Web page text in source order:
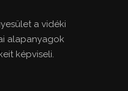
a vidéki
alapanyagok
képviseli.